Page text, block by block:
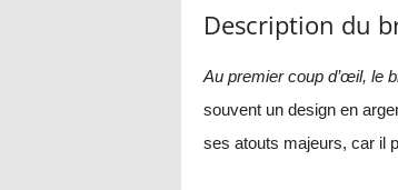
Description du
Au premier coup d’œil, le
souvent un design en
ses atouts majeurs, car il